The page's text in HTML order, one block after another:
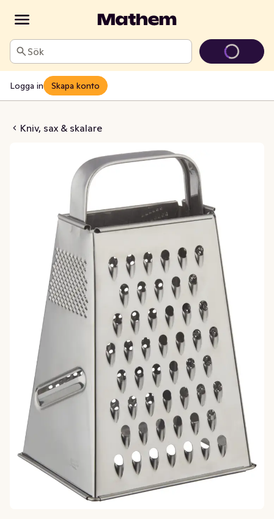
Sök
Logga in Skapa konto
Kniv, sax & skalare